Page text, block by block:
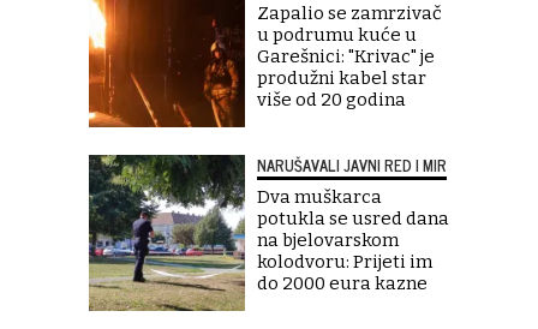
Zapalio se zamrzivač
u podrumu kuće u
Garešnici: "Krivac" je
produžni kabel star
više od 20 godina
NARUŠAVALI JAVNI RED I MIR
Dva muškarca
potukla se usred dana
na bjelovarskom
kolodvoru: Prijeti im
do 2000 eura kazne